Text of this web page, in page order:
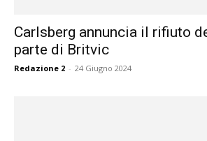
Carlsberg annuncia il rifiuto
parte di Britvic
Redazione 2 - 24 Giugno 2024